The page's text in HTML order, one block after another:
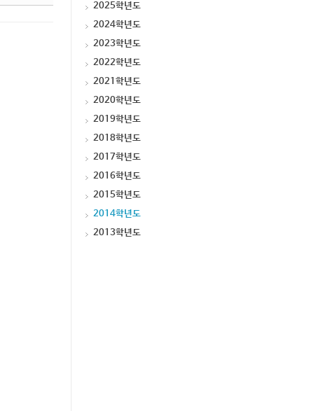
2025학년도
2024학년도
2023학년도
2022학년도
2021학년도
2020학년도
2019학년도
2018학년도
2017학년도
2016학년도
2015학년도
2014학년도
2013학년도